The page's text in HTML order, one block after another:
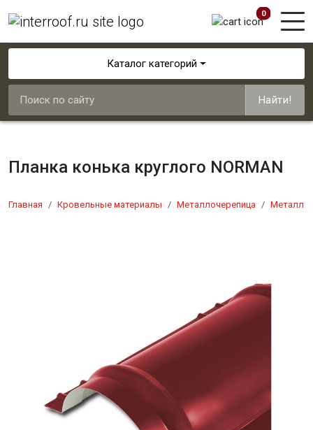
0
Каталог категорий
Найти!
Планка конька круглого NORMAN
Главная Кровельные материалы Металлочерепица